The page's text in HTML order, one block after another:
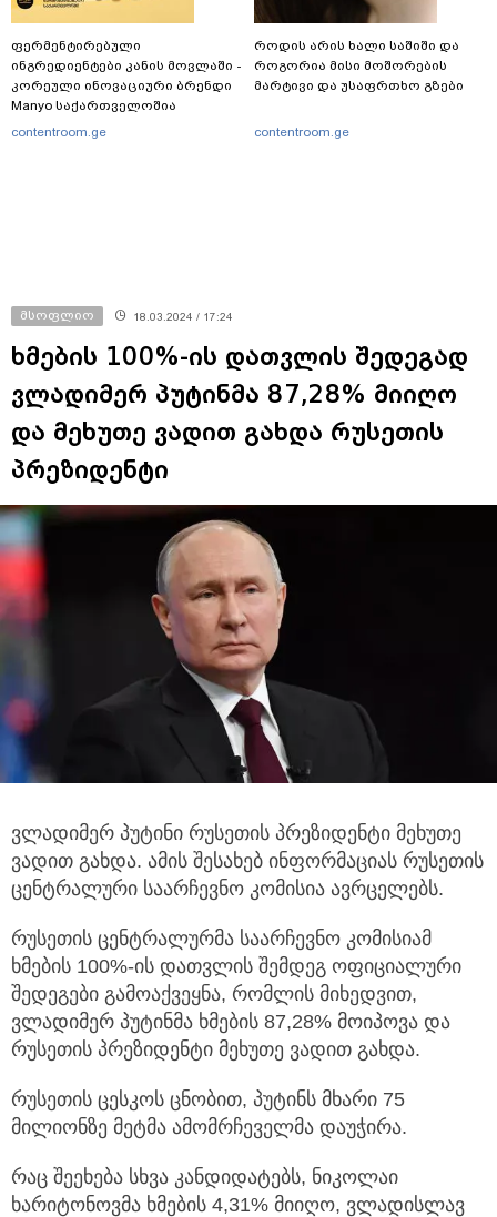
ფერმენტირებული
ინგრედიენტები კანის მოვლაში -
კორეული ინოვაციური ბრენდი
Manyo საქართველოშია
contentroom.ge
როდის არის ხალი საშიში და
როგორია მისი მოშორების
მარტივი და უსაფრთხო გზები
contentroom.ge
მსოფლიო 18.03.2024 / 17:24
ხმების 100%-ის დათვლის შედეგად
ვლადიმერ პუტინმა 87,28% მიიღო
და მეხუთე ვადით გახდა რუსეთის
პრეზიდენტი
ვლადიმერ პუტინი რუსეთის პრეზიდენტი მეხუთე
ვადით გახდა. ამის შესახებ ინფორმაციას რუსეთის
ცენტრალური საარჩევნო კომისია ავრცელებს.
რუსეთის ცენტრალურმა საარჩევნო კომისიამ
ხმების 100%-ის დათვლის შემდეგ ოფიციალური
შედეგები გამოაქვეყნა, რომლის მიხედვით,
ვლადიმერ პუტინმა ხმების 87,28% მოიპოვა და
რუსეთის პრეზიდენტი მეხუთე ვადით გახდა.
რუსეთის ცესკოს ცნობით, პუტინს მხარი 75
მილიონზე მეტმა ამომრჩეველმა დაუჭირა.
რაც შეეხება სხვა კანდიდატებს, ნიკოლაი
ხარიტონოვმა ხმების 4,31% მიიღო, ვლადისლავ